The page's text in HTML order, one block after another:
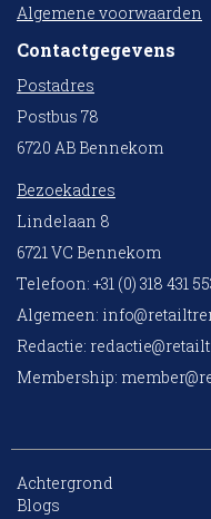
Algemene voorwaarden
Contactgegevens
Postadres
Postbus 78
6720 AB Bennekom
Bezoekadres
Lindelaan 8
6721 VC Bennekom
Telefoon: +31 (0) 318 431
Algemeen:
Redactie:
Membership:
Achtergrond
Blogs
10 collega’s